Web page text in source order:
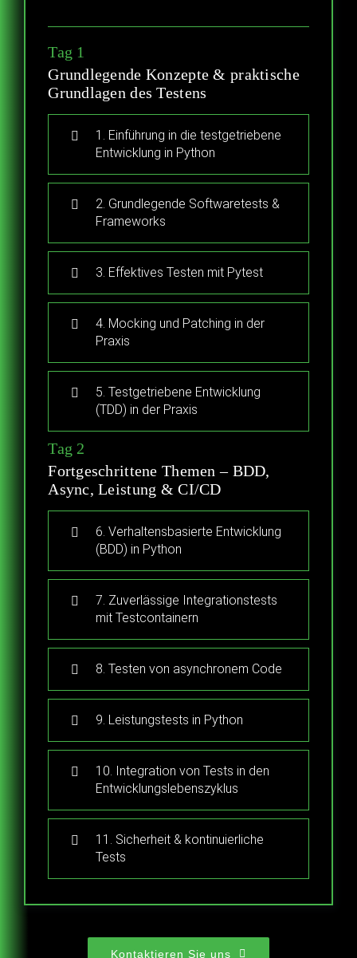
Tag 1
Grundlegende Konzepte & praktische
Grundlagen des Testens
1. Einführung in die testgetriebene
Entwicklung in Python
2. Grundlegende Softwaretests &
Frameworks
3. Effektives Testen mit Pytest
4. Mocking und Patching in der
Praxis
5. Testgetriebene Entwicklung
(TDD) in der Praxis
Tag 2
Fortgeschrittene Themen – BDD,
Async, Leistung & CI/CD
6. Verhaltensbasierte Entwicklung
(BDD) in Python
7. Zuverlässige Integrationstests
mit Testcontainern
8. Testen von asynchronem Code
9. Leistungstests in Python
10. Integration von Tests in den
Entwicklungslebenszyklus
11. Sicherheit & kontinuierliche
Tests
Kontaktieren Sie uns